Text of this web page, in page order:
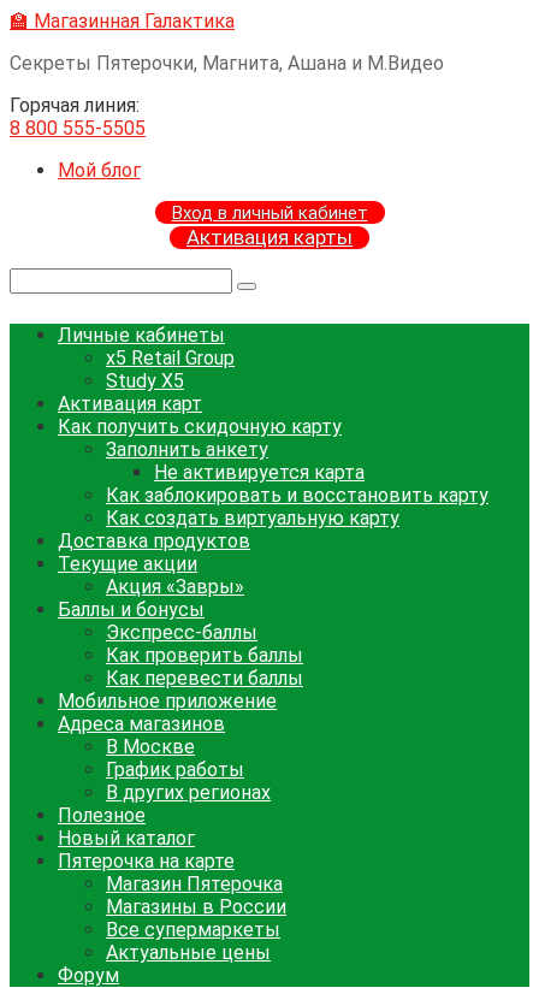
Перейти
контенту
🏫 Магазинная Галактика
Секреты Пятерочки, Магнита, Ашана и М.Видео
Горячая линия:
8 800 555-5505
Мой блог
Вход в личный кабинет
Активация карты
Личные кабинеты
x5 Retail Group
Study X5
Активация карт
Как получить скидочную карту
Заполнить анкету
Не активируется карта
Как заблокировать и восстановить карту
Как создать виртуальную карту
Доставка продуктов
Текущие акции
Акция «Завры»
Баллы и бонусы
Экспресс-баллы
Как проверить баллы
Как перевести баллы
Мобильное приложение
Адреса магазинов
В Москве
График работы
В других регионах
Полезное
Новый каталог
Пятерочка на карте
Магазин Пятерочка
Магазины в России
Все супермаркеты
Актуальные цены
Форум